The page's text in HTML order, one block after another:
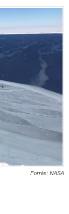
Forrás: NASA